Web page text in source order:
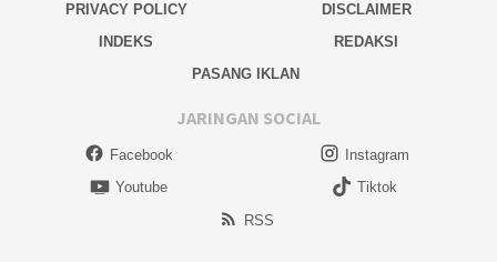
PRIVACY POLICY
DISCLAIMER
INDEKS
REDAKSI
PASANG IKLAN
JARINGAN SOCIAL
Facebook
Instagram
Youtube
Tiktok
RSS